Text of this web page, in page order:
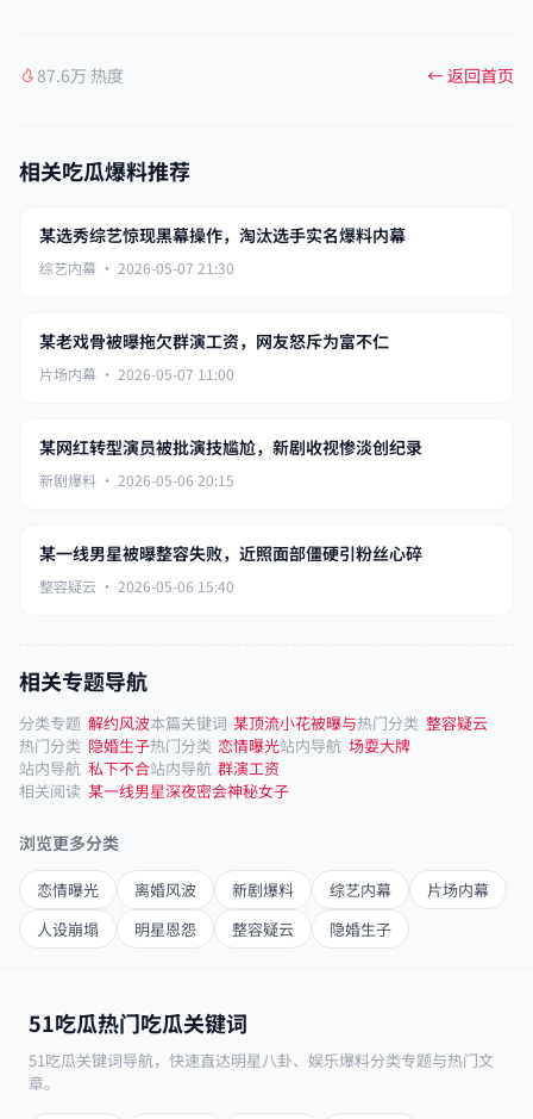
87.6万 热度 ← 返回首页
相关吃瓜爆料推荐
某选秀综艺惊现黑幕操作，淘汰选手实名爆料内幕
综艺内幕 · 2026-05-07 21:30
某老戏骨被曝拖欠群演工资，网友怒斥为富不仁
片场内幕 · 2026-05-07 11:00
某网红转型演员被批演技尴尬，新剧收视惨淡创纪录
新剧爆料 · 2026-05-06 20:15
某一线男星被曝整容失败，近照面部僵硬引粉丝心碎
整容疑云 · 2026-05-06 15:40
相关专题导航
分类专题 解约风波本篇关键词 某顶流小花被曝与热门分类 整容疑云
热门分类 隐婚生子热门分类 恋情曝光站内导航 场耍大牌
站内导航 私下不合站内导航 群演工资
相关阅读 某一线男星深夜密会神秘女子
浏览更多分类
恋情曝光 离婚风波 新剧爆料 综艺内幕
片场内幕
人设崩塌
明星恩怨 整容疑云 隐婚生子
51吃瓜热门吃瓜关键词
51吃瓜关键词导航，快速直达明星八卦、娱乐爆料分类专题与热门文
章。